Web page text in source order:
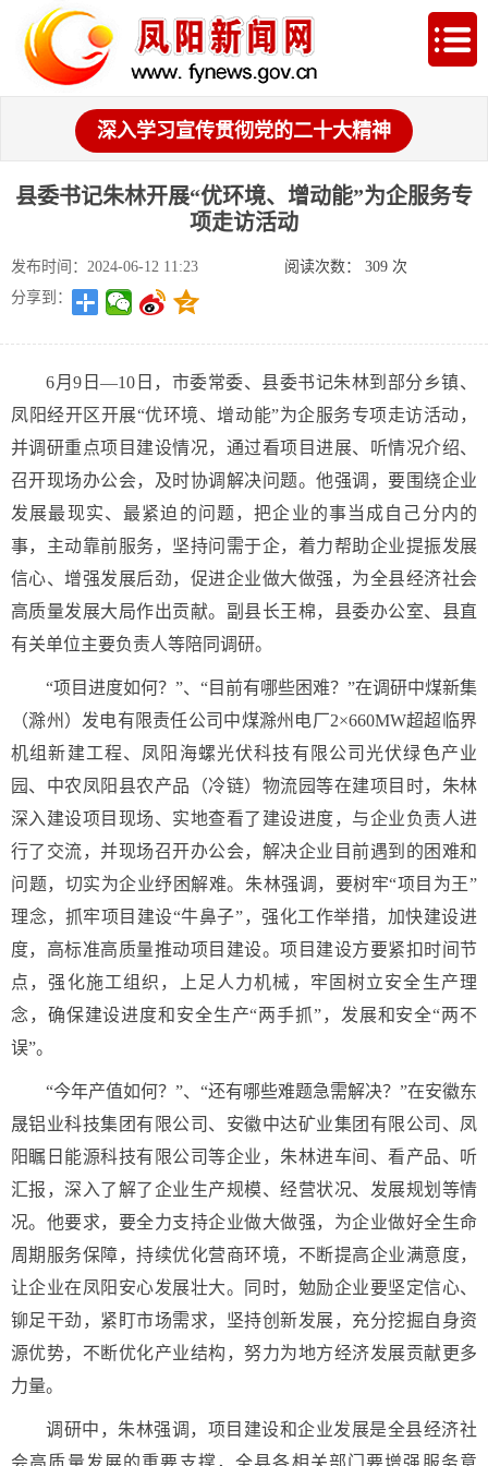
深入学习宣传贯彻党的二十大精神
县委书记朱林开展“优环境、增动能”为企服务专
项走访活动
发布时间：2024-06-12 11:23 阅读次数： 309 次
分享到：
6月9日—10日，市委常委、县委书记朱林到部分乡镇、
凤阳经开区开展“优环境、增动能”为企服务专项走访活动，
并调研重点项目建设情况，通过看项目进展、听情况介绍、
召开现场办公会，及时协调解决问题。他强调，要围绕企业
发展最现实、最紧迫的问题，把企业的事当成自己分内的
事，主动靠前服务，坚持问需于企，着力帮助企业提振发展
信心、增强发展后劲，促进企业做大做强，为全县经济社会
高质量发展大局作出贡献。副县长王棉，县委办公室、县直
有关单位主要负责人等陪同调研。
“项目进度如何？”、“目前有哪些困难？”在调研中煤新集
（滁州）发电有限责任公司中煤滁州电厂2×660MW超超临界
机组新建工程、凤阳海螺光伏科技有限公司光伏绿色产业
园、中农凤阳县农产品（冷链）物流园等在建项目时，朱林
深入建设项目现场、实地查看了建设进度，与企业负责人进
行了交流，并现场召开办公会，解决企业目前遇到的困难和
问题，切实为企业纾困解难。朱林强调，要树牢“项目为王”
理念，抓牢项目建设“牛鼻子”，强化工作举措，加快建设进
度，高标准高质量推动项目建设。项目建设方要紧扣时间节
点，强化施工组织，上足人力机械，牢固树立安全生产理
念，确保建设进度和安全生产“两手抓”，发展和安全“两不
误”。
“今年产值如何？”、“还有哪些难题急需解决？”在安徽东
晟铝业科技集团有限公司、安徽中达矿业集团有限公司、凤
阳瞩日能源科技有限公司等企业，朱林进车间、看产品、听
汇报，深入了解了企业生产规模、经营状况、发展规划等情
况。他要求，要全力支持企业做大做强，为企业做好全生命
周期服务保障，持续优化营商环境，不断提高企业满意度，
让企业在凤阳安心发展壮大。同时，勉励企业要坚定信心、
铆足干劲，紧盯市场需求，坚持创新发展，充分挖掘自身资
源优势，不断优化产业结构，努力为地方经济发展贡献更多
力量。
调研中，朱林强调，项目建设和企业发展是全县经济社
会高质量发展的重要支撑，全县各相关部门要增强服务意